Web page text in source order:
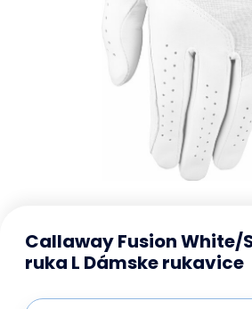
Callaway Fusion White/
ruka L Dámske rukavice